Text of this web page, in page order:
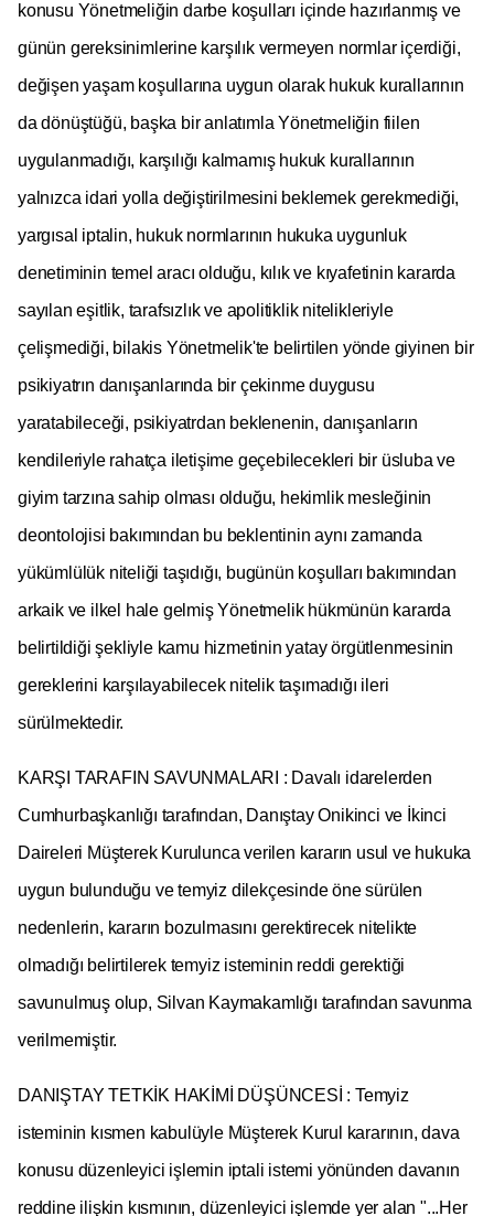
konusu Yönetmeliğin darbe koşulları içinde hazırlanmış ve
günün gereksinimlerine karşılık vermeyen normlar içerdiği,
değişen yaşam koşullarına uygun olarak hukuk kurallarının
da dönüştüğü, başka bir anlatımla Yönetmeliğin fiilen
uygulanmadığı, karşılığı kalmamış hukuk kurallarının
yalnızca idari yolla değiştirilmesini beklemek gerekmediği,
yargısal iptalin, hukuk normlarının hukuka uygunluk
denetiminin temel aracı olduğu, kılık ve kıyafetinin kararda
sayılan eşitlik, tarafsızlık ve apolitiklik nitelikleriyle
çelişmediği, bilakis Yönetmelik'te belirtilen yönde giyinen bir
psikiyatrın danışanlarında bir çekinme duygusu
yaratabileceği, psikiyatrdan beklenenin, danışanların
kendileriyle rahatça iletişime geçebilecekleri bir üsluba ve
giyim tarzına sahip olması olduğu, hekimlik mesleğinin
deontolojisi bakımından bu beklentinin aynı zamanda
yükümlülük niteliği taşıdığı, bugünün koşulları bakımından
arkaik ve ilkel hale gelmiş Yönetmelik hükmünün kararda
belirtildiği şekliyle kamu hizmetinin yatay örgütlenmesinin
gereklerini karşılayabilecek nitelik taşımadığı ileri
sürülmektedir.
KARŞI TARAFIN SAVUNMALARI : Davalı idarelerden
Cumhurbaşkanlığı tarafından, Danıştay Onikinci ve İkinci
Daireleri Müşterek Kurulunca verilen kararın usul ve hukuka
uygun bulunduğu ve temyiz dilekçesinde öne sürülen
nedenlerin, kararın bozulmasını gerektirecek nitelikte
olmadığı belirtilerek temyiz isteminin reddi gerektiği
savunulmuş olup, Silvan Kaymakamlığı tarafından savunma
verilmemiştir.
DANIŞTAY TETKİK HAKİMİ DÜŞÜNCESİ : Temyiz
isteminin kısmen kabulüyle Müşterek Kurul kararının, dava
konusu düzenleyici işlemin iptali istemi yönünden davanın
reddine ilişkin kısmının, düzenleyici işlemde yer alan "...Her